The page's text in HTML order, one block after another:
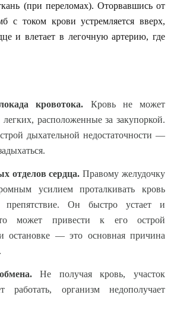
(при переломах). Оторвавшись от
с током крови устремляется вверх,
и влетает в легочную артерию, где
кровотока. Кровь не может
легких, расположенные за закупоркой.
дыхательной недостаточности —
отделов сердца. Правому желудочку
усилием проталкивать кровь
препятствие. Он быстро устает и
что может привести к его острой
и остановке — это основная причина
Не получая кровь, участок
работать, организм недополучает